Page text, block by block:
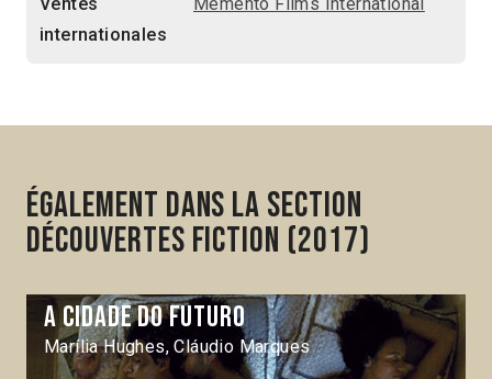
internationales
Également dans la section
Découvertes Fiction (2017)
A Cidade do futuro
Marília Hughes, Cláudio Marques